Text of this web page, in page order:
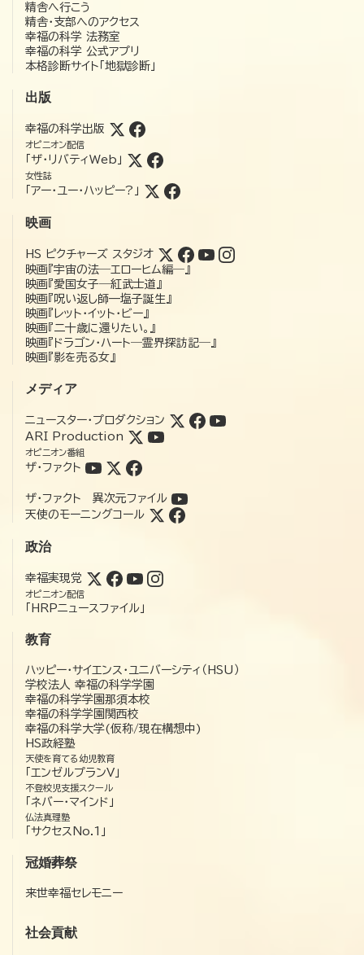
精舎へ行こう
精舎・支部へのアクセス
幸福の科学 法務室
幸福の科学 公式アプリ
本格診断サイト「地獄診断」
出版
幸福の科学出版
オピニオン配信
「ザ・リバティWeb」
女性誌
「アー・ユー・ハッピー?」
映画
HS ピクチャーズ スタジオ
映画『宇宙の法―エローヒム編―』
映画『愛国女子―紅武士道』
映画『呪い返し師—塩子誕生』
映画『レット・イット・ビー』
映画『二十歳に還りたい。』
映画『ドラゴン・ハート―霊界探訪記―』
映画『影を売る女』
メディア
ニュースター・プロダクション
ARI Production
オピニオン番組
ザ・ファクト
ザ・ファクト 異次元ファイル
天使のモーニングコール
政治
幸福実現党
オピニオン配信
「HRPニュースファイル」
教育
ハッピー・サイエンス・ユニバーシティ（HSU）
学校法人 幸福の科学学園
幸福の科学学園那須本校
幸福の科学学園関西校
幸福の科学大学(仮称/現在構想中)
HS政経塾
天使を育てる幼児教育
「エンゼルプランV」
不登校児支援スクール
「ネバー・マインド」
仏法真理塾
「サクセスNo.1」
冠婚葬祭
来世幸福セレモニー
社会貢献